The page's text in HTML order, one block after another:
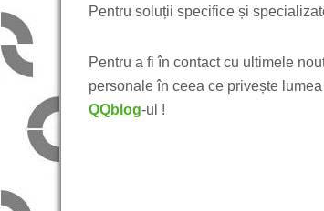
Pentru soluții specifice și
Pentru a fi în contact cu ultimele
personale în ceea ce privește
QQblog-ul !